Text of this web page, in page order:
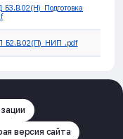
версия сайта